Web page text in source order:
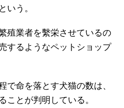
いう。
殖業者を繫栄させているの
するようなペットショップ
で命を落とす犬猫の数は、
ことが判明している。